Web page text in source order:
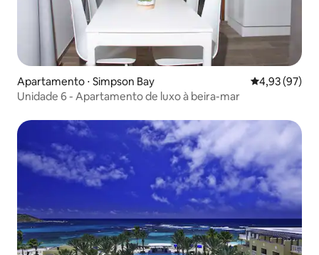
Apartamento ⋅ Simpson Bay 4,93 de uma
4,93 (97)
Unidade 6 - Apartamento de luxo à beira-mar